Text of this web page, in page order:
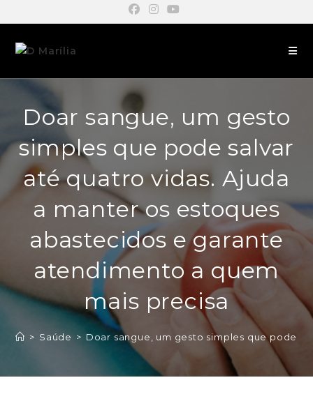
Doar sangue, um gesto
simples que pode salvar
até quatro vidas. Ajuda
a manter os estoques
abastecidos e garante
atendimento a quem
mais precisa
> Saúde > Doar sangue, um gesto simples que pode